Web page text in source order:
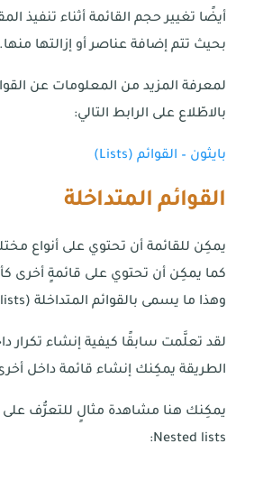
أيضًا تغيير حجم القائمة أثناء تنفيذ
بحيث تتم إضافة عناصر أو إزالتها منها.
لمعرفة المزيد من المعلومات عن
بالاطّلاع على الرابط التالي:
بايثون – القوائم (Lists)
القوائم المتداخلة
يمكِن للقائمة أن تحتوي على أنواع
كما يمكِن أن تحتوي على قائمةٍ أخرى
وهذا ما يسمى بالقوائم المتداخلة (Nested lists).
لقد تعلَّمت سابقًا كيفية إنشاء تكرار
الطريقة يمكِنك إنشاء قائمة داخل
يمكِنك هنا مشاهدة مثالٍ للتعرُّف
Nested lists: